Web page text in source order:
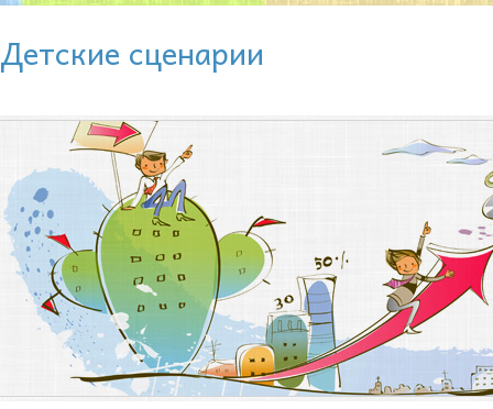
Детские сценарии